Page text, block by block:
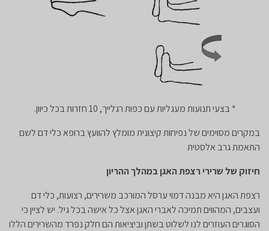
* בצעי תנועות מעגליות עם כפות רגלייך, 10 חזרות בכל כיוון.
במקרים מסוימים של נפיחות קיצונית מומלץ להוועץ ברופא כלי דם לשם
התאמת גרב אלסטית
חיזוק של שרירי רצפת האגן במהלך ההריון
​רצפת האגן היא מבנה דמוי ערסל המורכב משרירים, רצועות, כלי דם
ועצבים, המהווים תמיכה לאברי האגן אצל כל אישה בכל גיל. יש לציין כי
הסוגרים העוזרים לנו לשלוט בשתן וביציאות הם חלק נפרד מהשרירים הללו